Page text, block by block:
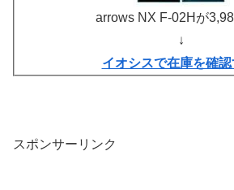
arrows NX F-02Hが
↓
イオシスで在庫を確認
スポンサーリンク